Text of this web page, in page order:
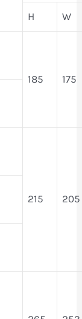
H W
185
175
215 205